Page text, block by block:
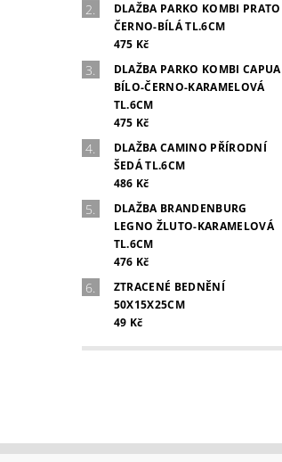
DLAŽBA PARKO KOMBI PRATO
ČERNO-BÍLÁ TL.6CM
475 Kč
DLAŽBA PARKO KOMBI CAPUA
BÍLO-ČERNO-KARAMELOVÁ
TL.6CM
475 Kč
DLAŽBA CAMINO PŘÍRODNÍ
ŠEDÁ TL.6CM
486 Kč
DLAŽBA BRANDENBURG
LEGNO ŽLUTO-KARAMELOVÁ
TL.6CM
476 Kč
ZTRACENÉ BEDNĚNÍ
50X15X25CM
49 Kč